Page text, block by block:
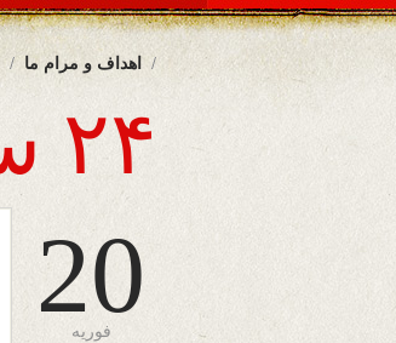
اهداف و مرام ما
۲۴ ساعت
20
فوریه